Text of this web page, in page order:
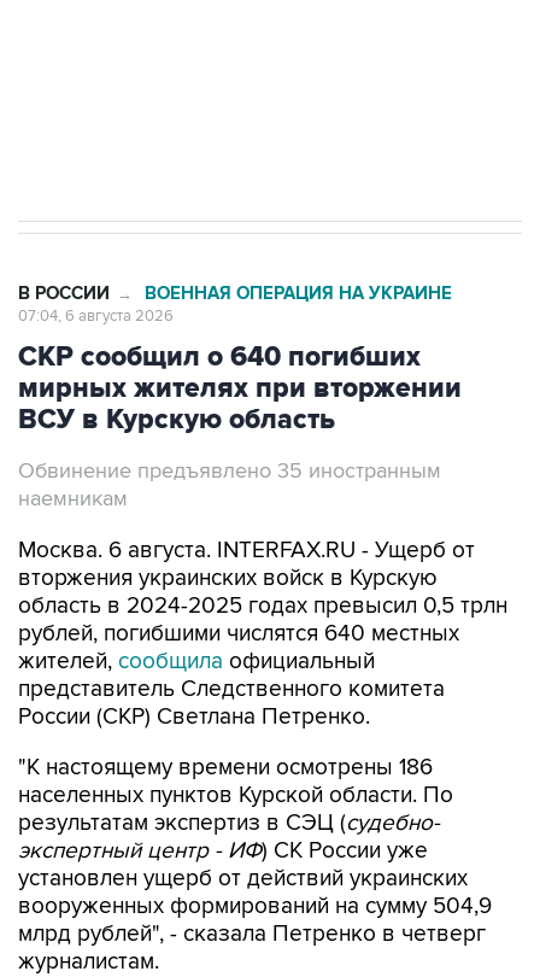
В РОССИИ → ВОЕННАЯ ОПЕРАЦИЯ НА УКРАИНЕ
07:04, 6 августа 2026
СКР сообщил о 640 погибших
мирных жителях при вторжении
ВСУ в Курскую область
Обвинение предъявлено 35 иностранным
наемникам
Москва. 6 августа. INTERFAX.RU - Ущерб от
вторжения украинских войск в Курскую
область в 2024-2025 годах превысил 0,5 трлн
рублей, погибшими числятся 640 местных
жителей, сообщила официальный
представитель Следственного комитета
России (СКР) Светлана Петренко.
"К настоящему времени осмотрены 186
населенных пунктов Курской области. По
результатам экспертиз в СЭЦ (судебно-
экспертный центр - ИФ) СК России уже
установлен ущерб от действий украинских
вооруженных формирований на сумму 504,9
млрд рублей", - сказала Петренко в четверг
журналистам.